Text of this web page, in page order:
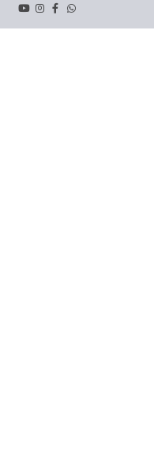
YouTubeInstagram
Facebook
Whatsapp